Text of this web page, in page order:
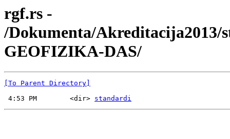
rgf.rs -
/Dokumenta/Akreditacija2013/
GEOFIZIKA-DAS/
[To Parent Directory]
4:53 PM        <dir> standardi